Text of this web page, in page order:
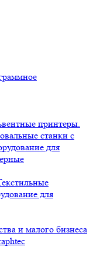
принтеры.
станки с
для
для
и малого бизнеса